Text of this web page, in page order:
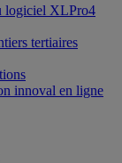
logiciel XLPro4
tertiaires
innoval en ligne